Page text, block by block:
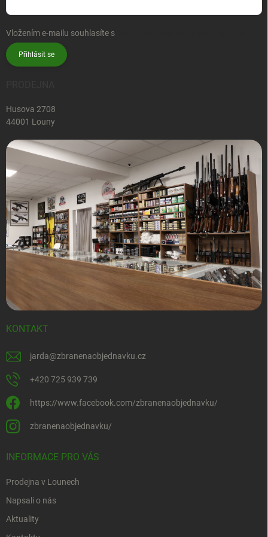
Vložením e-mailu souhlasíte s
Přihlásit se
Husova 2708
44001 Louny
KONTAKT
jarda@zbranenaobjednavku.cz
+420 725 939 739
https://www.facebook.com/zbranenaobjednavku/
zbranenaobjednavku/
INFORMACE PRO VÁS
Prodejna v Lounech
Napsali o nás
Aktuality